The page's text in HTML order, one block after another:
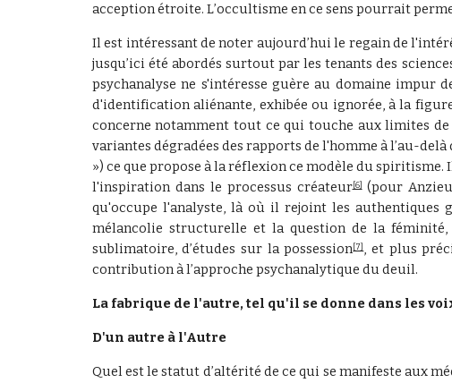
acception étroite. L’occultisme en ce sens pourrait
Il est intéressant de noter aujourd’hui le regain de
jusqu’ici été abordés surtout par les tenants des
psychanalyse ne s'intéresse guère au domaine impur
d'identification aliénante, exhibée ou ignorée, à la
concerne notamment tout ce qui touche aux limites
variantes dégradées des rapports de l'homme à l’au-
») ce que propose à la réflexion ce modèle du
l'inspiration dans le processus créateur[6] (pour
qu'occupe l'analyste, là où il rejoint les authentiques
mélancolie structurelle et la question de la féminité,
sublimatoire, d’études sur la possession [7] , et plus
contribution à l’approche psychanalytique du deuil.
La fabrique de l'autre, tel qu'il se donne dans les
D'un autre à l'Autre
Quel est le statut d’altérité de ce qui se manifeste aux